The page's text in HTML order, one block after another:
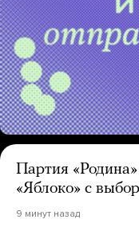
Партия
«Яблоко» с
9 минут назад